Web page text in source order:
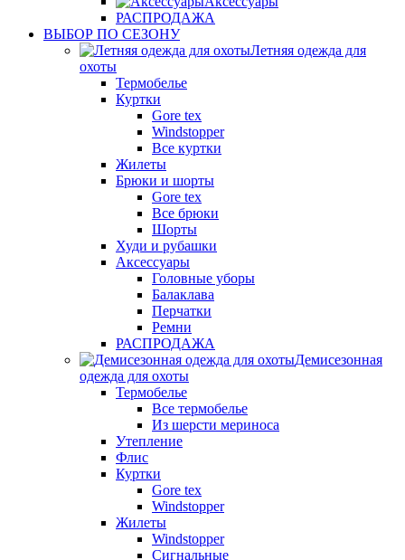
РАСПРОДАЖА
ВЫБОР ПО СЕЗОНУ
Летняя одежда для
охоты
Термобелье
Куртки
Gore tex
Windstopper
Все куртки
Жилеты
Брюки и шорты
Gore tex
Все брюки
Шорты
Худи и рубашки
Аксессуары
Головные уборы
Балаклава
Перчатки
Ремни
РАСПРОДАЖА
Демисезонная
одежда для охоты
Термобелье
Все термобелье
Из шерсти мериноса
Утепление
Флис
Куртки
Gore tex
Windstopper
Жилеты
Windstopper
Сигнальные